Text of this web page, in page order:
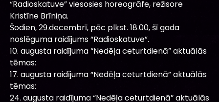
“Radioskatuve” viesosies horeogrāfe, režisore
Kristīne Brīniņa.
Šodien, 29.decembrī, pēc plkst. 18.00, šī gada
noslēguma raidījums “Radioskatuve”.
10. augusta raidījuma “Nedēļa ceturtdienā” aktuālās
tēmas:
17. augusta raidījuma “Nedēļa ceturtdienā” aktuālās
tēmas:
24. augusta raidījuma “Nedēļa ceturtdienā” aktuālās